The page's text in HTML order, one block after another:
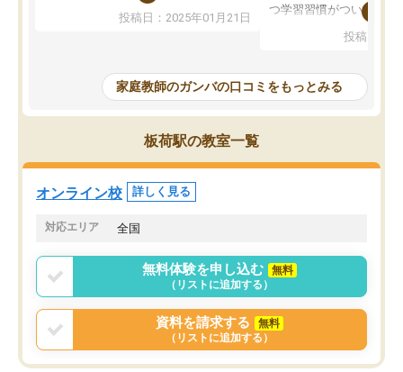
を開いてzoomを繋げるようになりまし
た！5科目なんでもOKなのもとても気
めて1年ほどだった今では平均点以上の
科目が増えてきました！あと1年受験ま
であるので無料の週末教室を使用しな
がら頑張って欲しいと思います！
投稿日：2025年01月21日
つ学習習慣がついてきま
指導が無い日も予定表
問できるのでとても助か
投稿日：
家庭教師のガンバの口コミをもっとみる
板荷駅の教室一覧
オンライン校 詳しく見る
対応エリア 全国
無料体験を申し込む
無料
（リストに追加する）
資料を請求する
無料
（リストに追加する）